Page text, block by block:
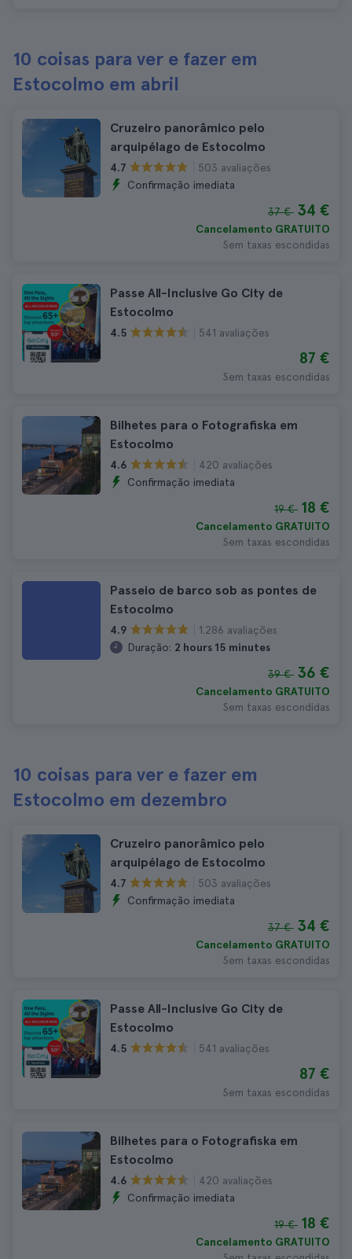
10 coisas para ver e fazer em
Estocolmo em abril
Cruzeiro panorâmico pelo
arquipélago de Estocolmo
4.7
503 avaliações
Confirmação imediata
37 € 34 €
Cancelamento GRATUITO
Sem taxas escondidas
Passe All-Inclusive Go City de
Estocolmo
4.5 541 avaliações
87 €
Sem taxas escondidas
Bilhetes para o Fotografiska em
Estocolmo
4.6
420 avaliações
Confirmação imediata
19 € 18 €
Cancelamento GRATUITO
Sem taxas escondidas
Passeio de barco sob as pontes de
Estocolmo
4.9
1.286 avaliações
Duração: 2 hours 15 minutes
39 € 36 €
Cancelamento GRATUITO
Sem taxas escondidas
10 coisas para ver e fazer em
Estocolmo em dezembro
Cruzeiro panorâmico pelo
arquipélago de Estocolmo
4.7
503 avaliações
Confirmação imediata
37 € 34 €
Cancelamento GRATUITO
Sem taxas escondidas
Passe All-Inclusive Go City de
Estocolmo
4.5 541 avaliações
87 €
Sem taxas escondidas
Bilhetes para o Fotografiska em
Estocolmo
4.6
420 avaliações
Confirmação imediata
19 € 18 €
Cancelamento GRATUITO